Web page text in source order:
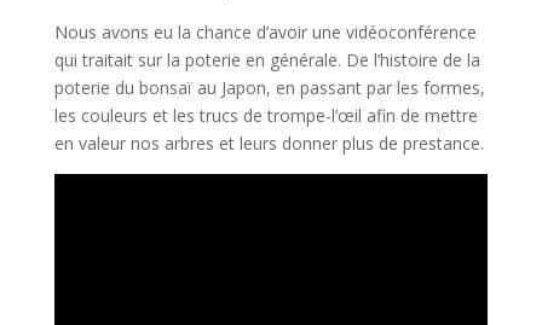
Nous avons eu la chance d’avoir une vidéoconférence
qui traitait sur la poterie en générale. De l’histoire de la
poterie du bonsaï au Japon, en passant par les formes,
les couleurs et les trucs de trompe-l’œil afin de mettre
en valeur nos arbres et leurs donner plus de prestance.